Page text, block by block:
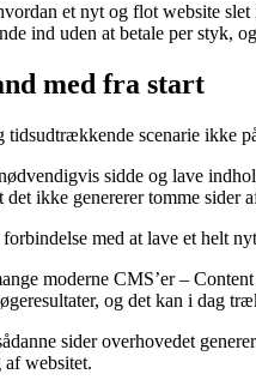
et nyt og flot website
ind uden at betale per styk,
med fra start
tidsudtrækkende scenarie ikke
sidde og lave
ikke genererer tomme sider
med at lave et helt
moderne CMS’er –
og det kan i dag
sider overhovedet
websitet.